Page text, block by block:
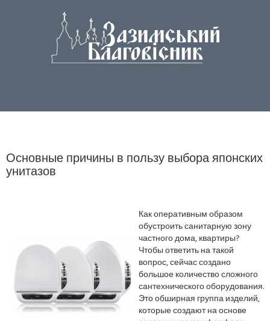
Основные причины в пользу выбора японских
унитазов
Как оперативным образом
обустроить санитарную зону
частного дома, квартиры?
Чтобы ответить на такой
вопрос, сейчас создано
большое количество сложного
сантехнического оборудования.
Это обширная группа изделий,
которые создают на основе